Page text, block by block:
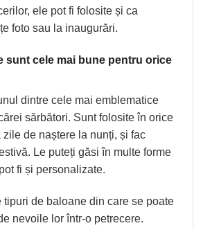
ele pot fi folosite și ca
foto sau la inaugurări.
sunt cele mai bune pentru orice
dintre cele mai emblematice
sărbători. Sunt folosite în orice
de naștere la nunți, și fac
Le puteți găsi în multe forme
fi și personalizate.
tipuri de baloane din care se poate
nevoile lor într-o petrecere.